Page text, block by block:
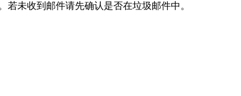
未收到邮件请先确认是否在垃圾邮件中。